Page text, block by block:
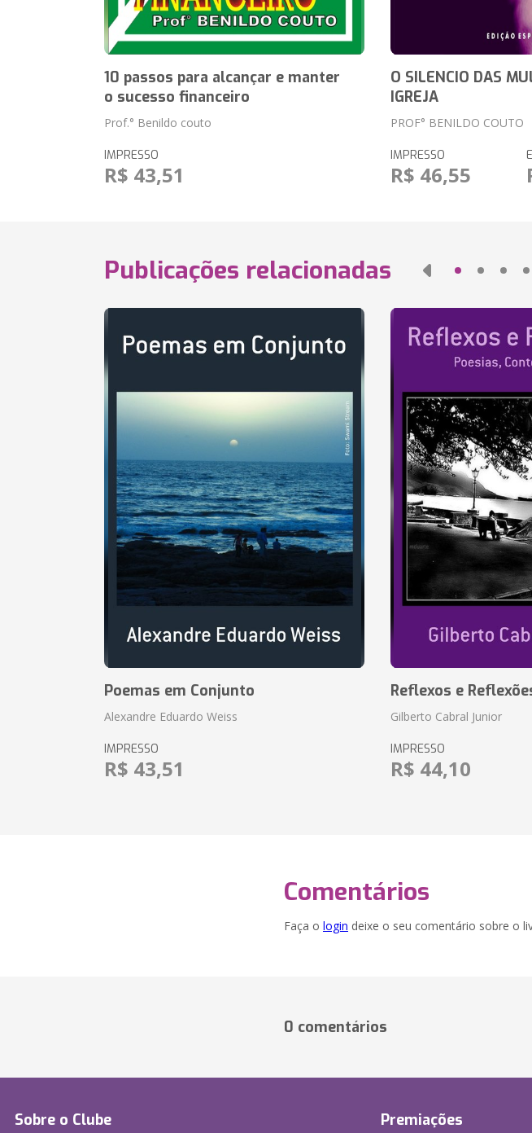
10 passos para alcançar e manter
o sucesso financeiro
Prof.° Benildo couto
IMPRESSO
R$ 43,51
O SILENCIO DAS
IGREJA
PROF° BENILDO COUTO
IMPRESSO
R$ 46,55
Publicações relacionadas
Poemas em Conjunto
Alexandre Eduardo Weiss
IMPRESSO
R$ 43,51
Reflexos e
Gilberto Cabral Junior
IMPRESSO
R$ 44,10
Comentários
Faça o login deixe o seu comentário sobre o
0 comentários
Sobre o Clube Premiações